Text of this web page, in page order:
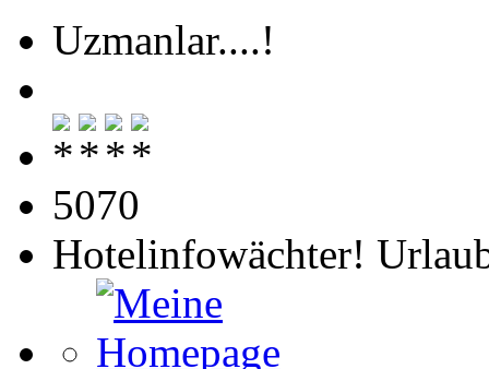
Uzmanlar....!
5070
Hotelinfowächter!